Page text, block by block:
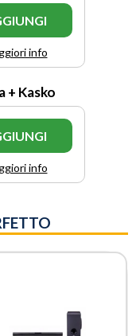
info
+ Kasko
info